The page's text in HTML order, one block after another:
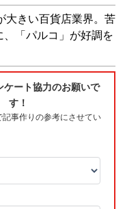
大きい百貨店業界。苦
、「パルコ」が好調を